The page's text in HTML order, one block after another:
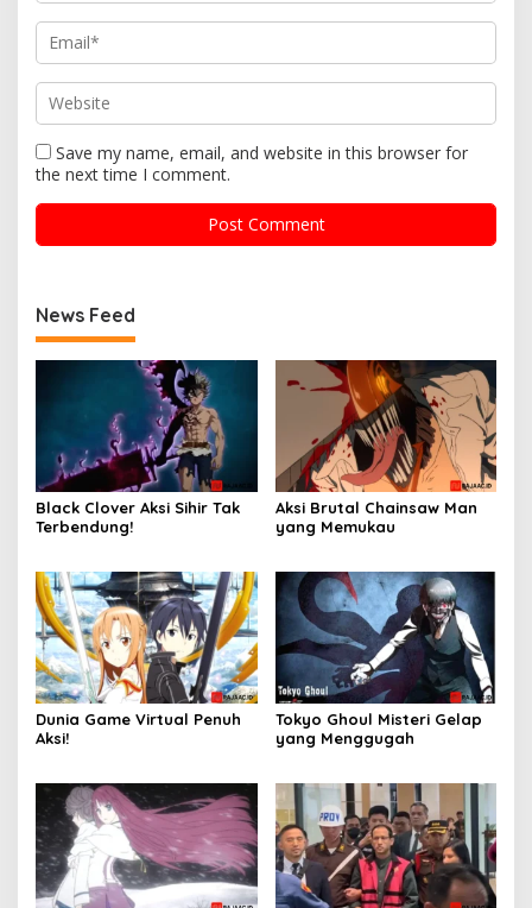
Save my name, email, and website in this browser for
the next time I comment.
News Feed
Black Clover Aksi Sihir Tak
Terbendung!
Aksi Brutal Chainsaw Man
yang Memukau
Dunia Game Virtual Penuh
Aksi!
Tokyo Ghoul Misteri Gelap
yang Menggugah